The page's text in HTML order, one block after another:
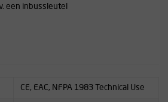
een inbussleutel
CE, EAC, NFPA 1983 Technical Use